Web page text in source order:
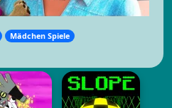
Mädchen Spiele